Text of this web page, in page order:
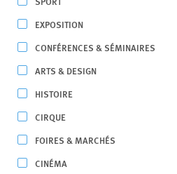
EXPOSITION
CONFÉRENCES & SÉMINAIRES
ARTS & DESIGN
HISTOIRE
CIRQUE
FOIRES & MARCHÉS
CINÉMA